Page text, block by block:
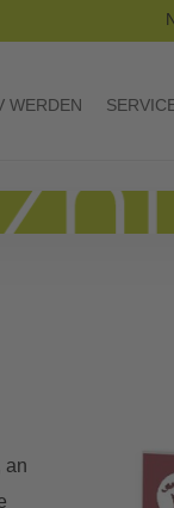
WERDEN
an